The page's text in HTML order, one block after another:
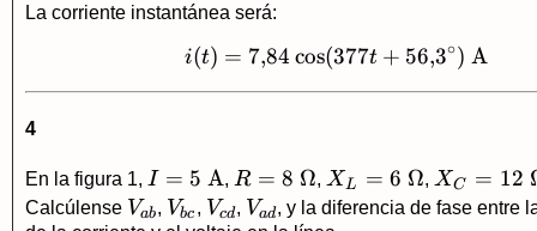
La corriente instantánea será:
i(t) = 7,84 cos(377t + 56,3∘) A
4
En la figura 1, I=5\
\text{A}
I = 5 A, R=8\
\Omega
R = 8 Ω, X_L=6\
\Omega
XL = 6 Ω, X_C=12\
\Omega
XC = 12
Calcúlense V_{ab}
Vab, V_{bc}
Vbc , V_{cd}
Vcd, V_{ad}
Vad, y la diferencia de fase entre